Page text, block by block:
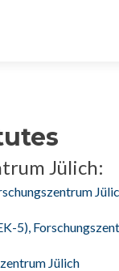
Jülich:
5),
Jülich